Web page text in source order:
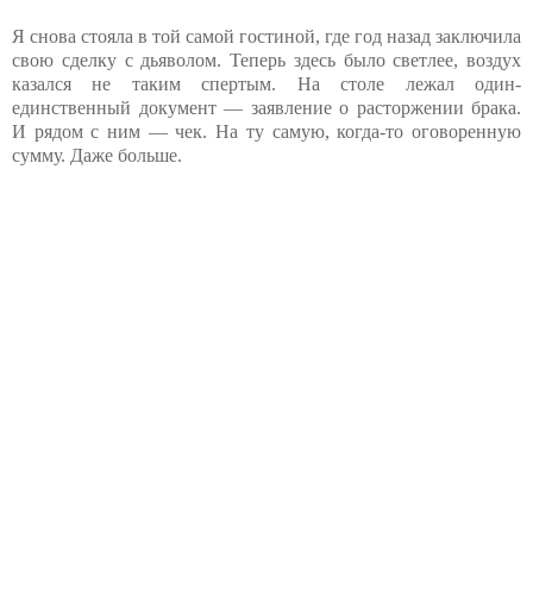
Я снова стояла в той самой гостиной, где год назад заключила
свою сделку с дьяволом. Теперь здесь было светлее, воздух
казался не таким спертым. На столе лежал один-
единственный документ — заявление о расторжении брака.
И рядом с ним — чек. На ту самую, когда-то оговоренную
сумму. Даже больше.